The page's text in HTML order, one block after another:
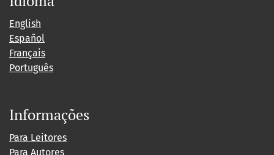
English
Español
Français
Português
Informações
Para Leitores
Para Autores